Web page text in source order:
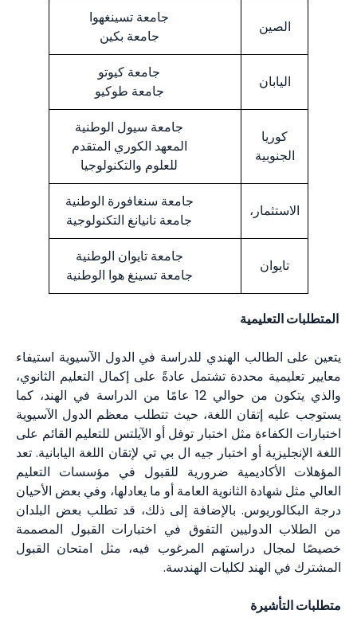
الصين
جامعة تسينغهوا
جامعة بكين
اليابان
جامعة كيوتو
جامعة طوكيو
كوريا
الجنوبية
جامعة سيول الوطنية
المعهد الكوري المتقدم
للعلوم والتكنولوجيا
الاستثمار،
جامعة سنغافورة الوطنية
جامعة نانيانغ التكنولوجية
تايوان
جامعة تايوان الوطنية
جامعة تسينغ هوا الوطنية
المتطلبات التعليمية
يتعين على الطالب الهندي للدراسة في الدول الآسيوية استيفاء
معايير تعليمية محددة تشتمل عادةً على إكمال التعليم الثانوي،
والذي يتكون من حوالي 12 عامًا من الدراسة في الهند، كما
يستوجب عليه إتقان اللغة، حيث تتطلب معظم الدول الآسيوية
اختبارات الكفاءة مثل اختبار توفل أو الآيلتس للتعليم القائم على
اللغة الإنجليزية أو اختبار جيه ال بي تي لإتقان اللغة اليابانية. تعد
المؤهلات الأكاديمية ضرورية للقبول في مؤسسات التعليم
العالي مثل شهادة الثانوية العامة أو ما يعادلها، وفي بعض الأحيان
درجة البكالوريوس. بالإضافة إلى ذلك، قد تطلب بعض البلدان
من الطلاب الدوليين التفوق في اختبارات القبول المصممة
خصيصًا لمجال دراستهم المرغوب فيه، مثل امتحان القبول
المشترك في الهند لكليات الهندسة.
متطلبات التأشيرة